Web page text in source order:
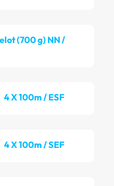
(700 g) NN /
4 X 100m / ESF
4 X 100m / SEF